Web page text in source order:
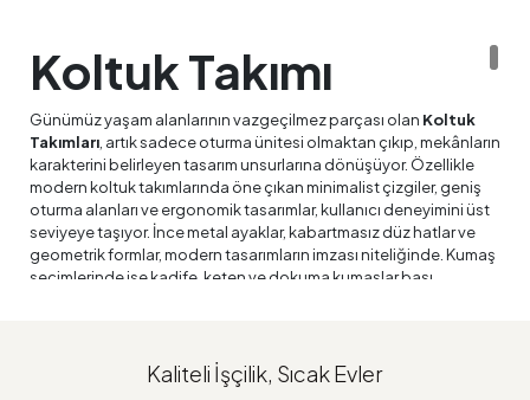
Koltuk Takımı
Günümüz yaşam alanlarının vazgeçilmez parçası olan Koltuk
Takımları , artık sadece oturma ünitesi olmaktan çıkıp, mekânların
karakterini belirleyen tasarım unsurlarına dönüşüyor. Özellikle
modern koltuk takımlarında öne çıkan minimalist çizgiler, geniş
oturma alanları ve ergonomik tasarımlar, kullanıcı deneyimini üst
seviyeye taşıyor. İnce metal ayaklar, kabartmasız düz hatlar ve
geometrik formlar, modern tasarımların imzası niteliğinde. Kumaş
seçimlerinde ise kadife, keten ve dokuma kumaşlar başı
vadediyor. Koltuk kolçaklarında tercih edilen geniş ve işlevsel
tasarımlar hem dekoratif görünüm sağlıyor hem de pratik
Kaliteli İşçilik, Sıcak Evler